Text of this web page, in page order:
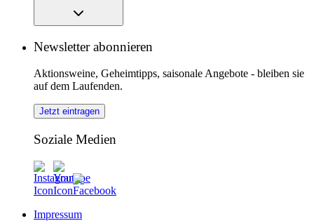
Newsletter abonnieren
Aktionsweine, Geheimtipps, saisonale Angebote - bleiben sie
auf dem Laufenden.
Jetzt eintragen
Soziale Medien
Impressum